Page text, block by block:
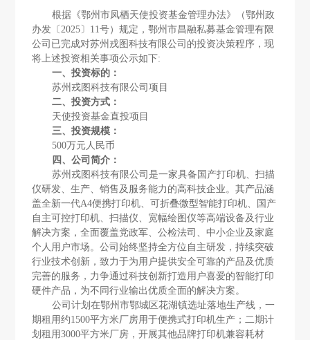
根据《鄂州市凤栖天使投资基金管理办法》（鄂州政
办发〔2025〕11号）规定，鄂州市昌融私募基金管理有限
公司已完成对苏州戎图科技有限公司的投资决策程序，现
将上述投资相关事项公示如下:
一、投资标的：
苏州戎图科技有限公司项目
二、投资方式：
天使投资基金直投项目
三、投资规模：
500万元人民币
四、公司简介：
苏州戎图科技有限公司是一家具备国产打印机、扫描
仪研发、生产、销售及服务能力的高科技企业。其产品涵
盖全新一代A4便携打印机、可折叠微型智能打印机、国产
自主可控打印机、扫描仪、宽幅绘图仪等高端设备及行业
解决方案，全面覆盖党政军、公检法司、中小企业及家庭
个人用户市场。公司始终坚持全方位自主研发，持续突破
行业技术创新，致力于为用户提供安全可靠的产品及优质
完善的服务，力争通过科技创新打造用户喜爱的智能打印
硬件产品，为不同行业输出优质全面的解决方案。
公司计划在鄂州市鄂城区花湖镇选址落地生产线，一
期租用约1500平方米厂房用于便携式打印机生产；二期计
划租用3000平方米厂房，开展其他品牌打印机兼容耗材